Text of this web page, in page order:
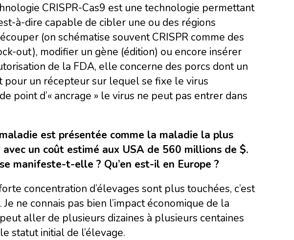
CRISPR-Cas9 est une technologie permettant
à-dire capable de cibler une ou des régions
(on schématise souvent CRISPR comme des
out), modifier un gène (édition) ou encore insérer
de la FDA, elle concerne des porcs dont un
pour un récepteur sur lequel se fixe le virus
point d’« ancrage » le virus ne peut pas entrer dans
est présentée comme la maladie la plus
un coût estimé aux USA de 560 millions de $.
manifeste-t-elle ? Qu’en est-il en Europe ?
concentration d’élevages sont plus touchées, c’est
ne connais pas bien l’impact économique de la
aller de plusieurs dizaines à plusieurs centaines
statut initial de l’élevage.